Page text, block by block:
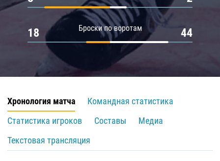
Броски по воротам
18 44
Хронология матча
Командная статистика
Статистика игроков
Составы
Медиа
Текстовая трансляция